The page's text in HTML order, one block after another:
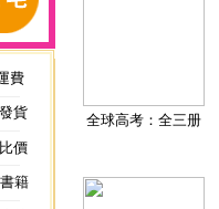
費
貨
價
籍
全球高考：全三册